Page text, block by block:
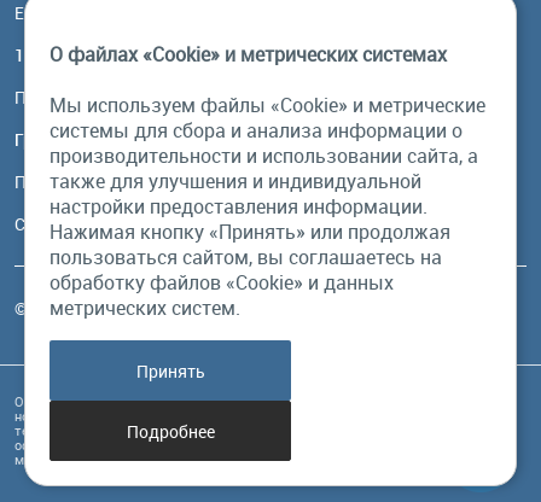
Email:
117485, Москва, ул. Профсоюзная, 84/32, корп 1
Посмотреть на карте
График работы
Пн-Пт: с 10:00 до 18:00
Сб, Вс: выходной
© Бурый Медведь MMXXVI. Все права защищены.
Обращаем Ваше внимание на то, что данный интернет-сайт и его содержимое
носит исключительно информационный характер и ни при каких условиях
техническая информация, размещенная на сайте, не являются публичной
офертой, определяемой положениями Статьи 437 Гражданского кодекса РФ, и
может быть изменена в любое время без предупреждения.
О файлах «Cookie» и метрических системах
Мы используем файлы «Cookie» и метрические
системы для сбора и анализа информации о
производительности и использовании сайта, а
также для улучшения и индивидуальной
настройки предоставления информации.
Нажимая кнопку «Принять» или продолжая
пользоваться сайтом, вы соглашаетесь на
обработку файлов «Cookie» и данных
метрических систем.
Принять
Подробнее